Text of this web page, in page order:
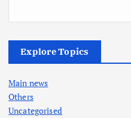
Explore Topics
Main news
Others
Uncategorised